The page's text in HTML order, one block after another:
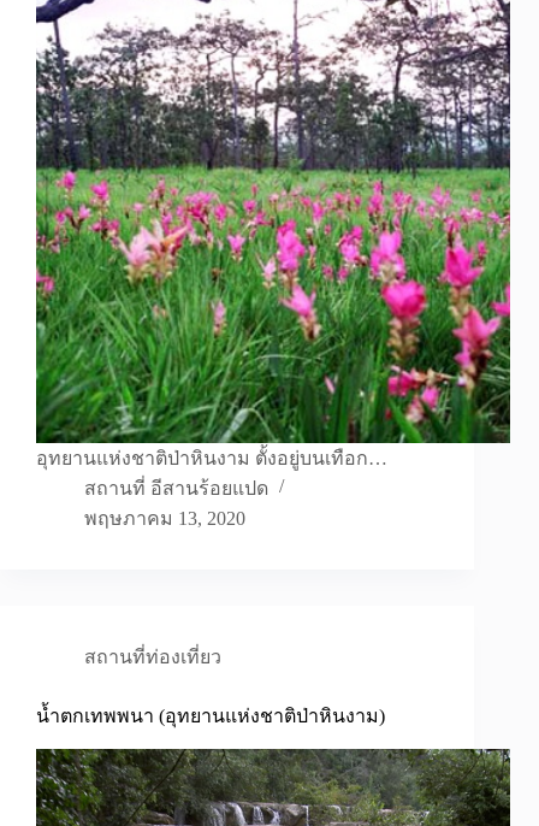
อุทยานแห่งชาติป่าหินงาม ตั้งอยู่บนเทือก…
สถานที่ อีสานร้อยแปด
พฤษภาคม 13, 2020
สถานที่ท่องเที่ยว
น้ำตกเทพพนา (อุทยานแห่งชาติป่าหินงาม)